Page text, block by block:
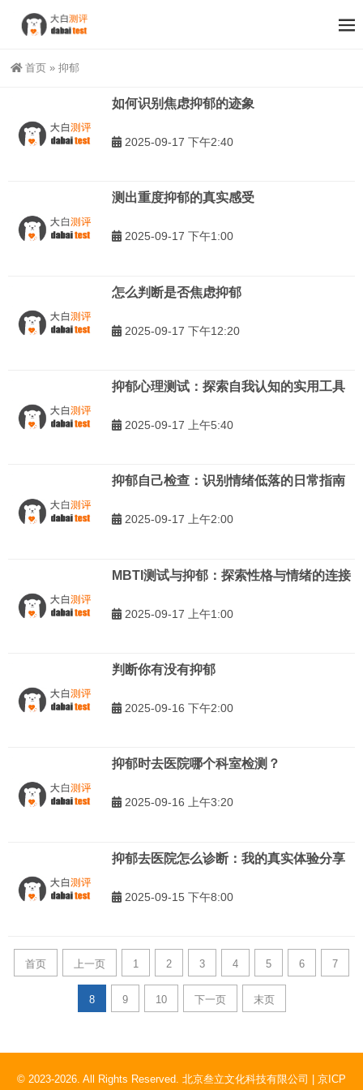
首页 » 抑郁
如何识别焦虑抑郁的迹象
2025-09-17 下午2:40
测出重度抑郁的真实感受
2025-09-17 下午1:00
怎么判断是否焦虑抑郁
2025-09-17 下午12:20
抑郁心理测试：探索自我认知的实用工具
2025-09-17 上午5:40
抑郁自己检查：识别情绪低落的日常指南
2025-09-17 上午2:00
MBTI测试与抑郁：探索性格与情绪的连接
2025-09-17 上午1:00
判断你有没有抑郁
2025-09-16 下午2:00
抑郁时去医院哪个科室检测？
2025-09-16 上午3:20
抑郁去医院怎么诊断：我的真实体验分享
2025-09-15 下午8:00
首页 上一页 1 2 3 4 5 6 7
8 9 10 下一页 末页
© 2023-2026. All Rights Reserved. 北京叁立文化科技有限公司 | 京ICP